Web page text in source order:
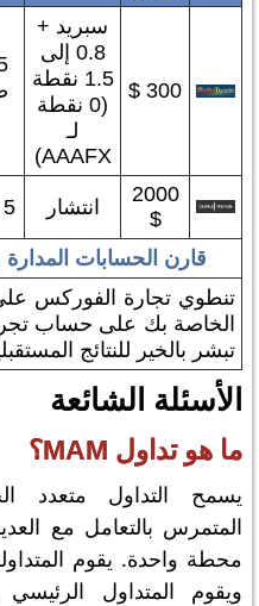
300 $
سبريد +
0.8 إلى
1.5 نقطة
(0 نقطة
لـ
AAAFX)
2000
$
انتشار 5 دولارات للوت
قارن الحسابات المدارة
تنطوي تجارة الفوركس
الخاصة بك على حساب
تبشر بالخير للنتائج
الأسئلة الشائعة
ما هو تداول MAM؟
المتمرس بالتعامل مع
محطة واحدة. يقوم
ويقوم المتداول